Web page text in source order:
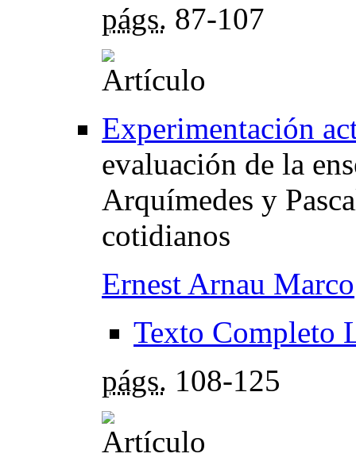
págs. 87-107
Experimentación
evaluación de la
Arquímedes y
cotidianos
Ernest Arnau Marco
Texto Completo
págs. 108-125